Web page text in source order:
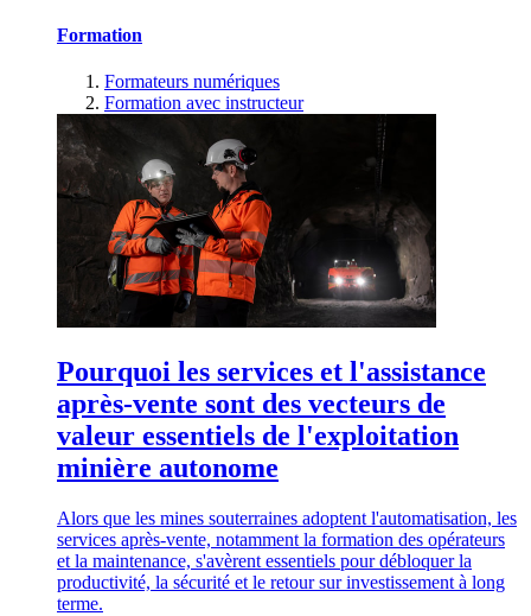
Formation
Formateurs numériques
Formation avec instructeur
Pourquoi les services et l'assistance
après-vente sont des vecteurs de
valeur essentiels de l'exploitation
minière autonome
Alors que les mines souterraines adoptent l'automatisation, les
services après-vente, notamment la formation des opérateurs
et la maintenance, s'avèrent essentiels pour débloquer la
productivité, la sécurité et le retour sur investissement à long
terme.